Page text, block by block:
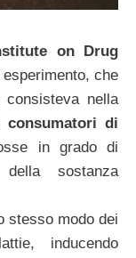
on Drug
che
nella
consumatori di
in grado di
sostanza
stesso modo dei
inducendo